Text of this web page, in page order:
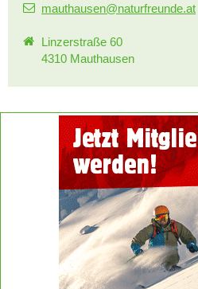
mauthausen@naturfreunde.at
Linzerstraße 60
4310 Mauthausen